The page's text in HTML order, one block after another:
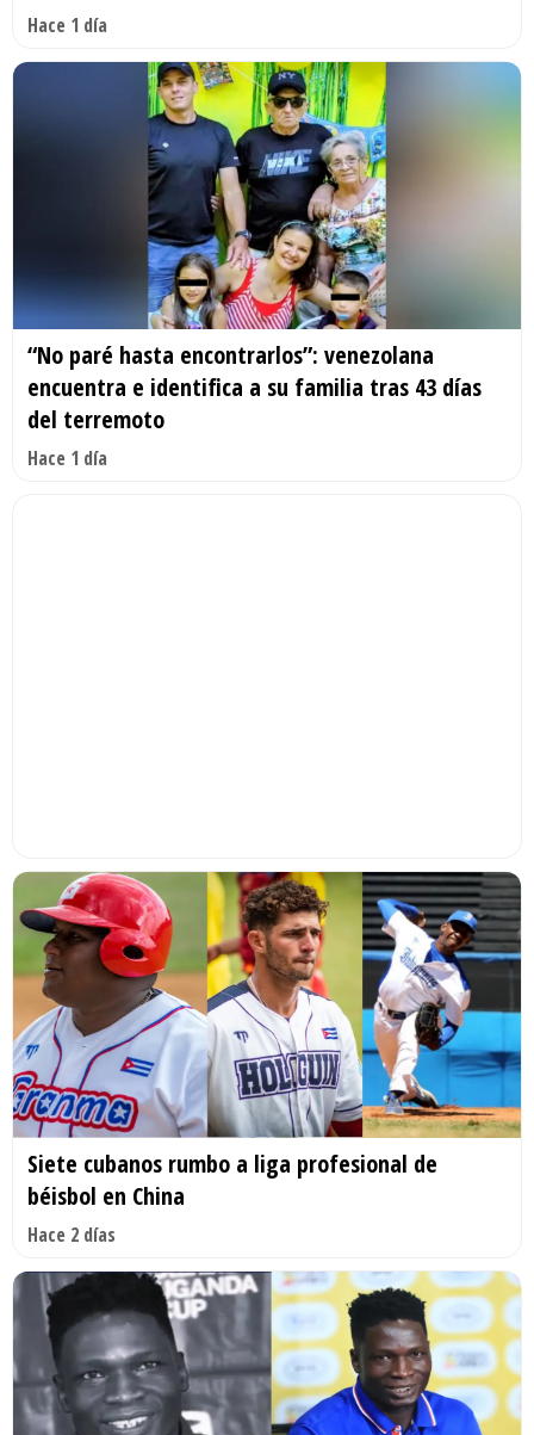
Hace 1 día
“No paré hasta encontrarlos”: venezolana
encuentra e identifica a su familia tras 43 días
del terremoto
Hace 1 día
Siete cubanos rumbo a liga profesional de
béisbol en China
Hace 2 días